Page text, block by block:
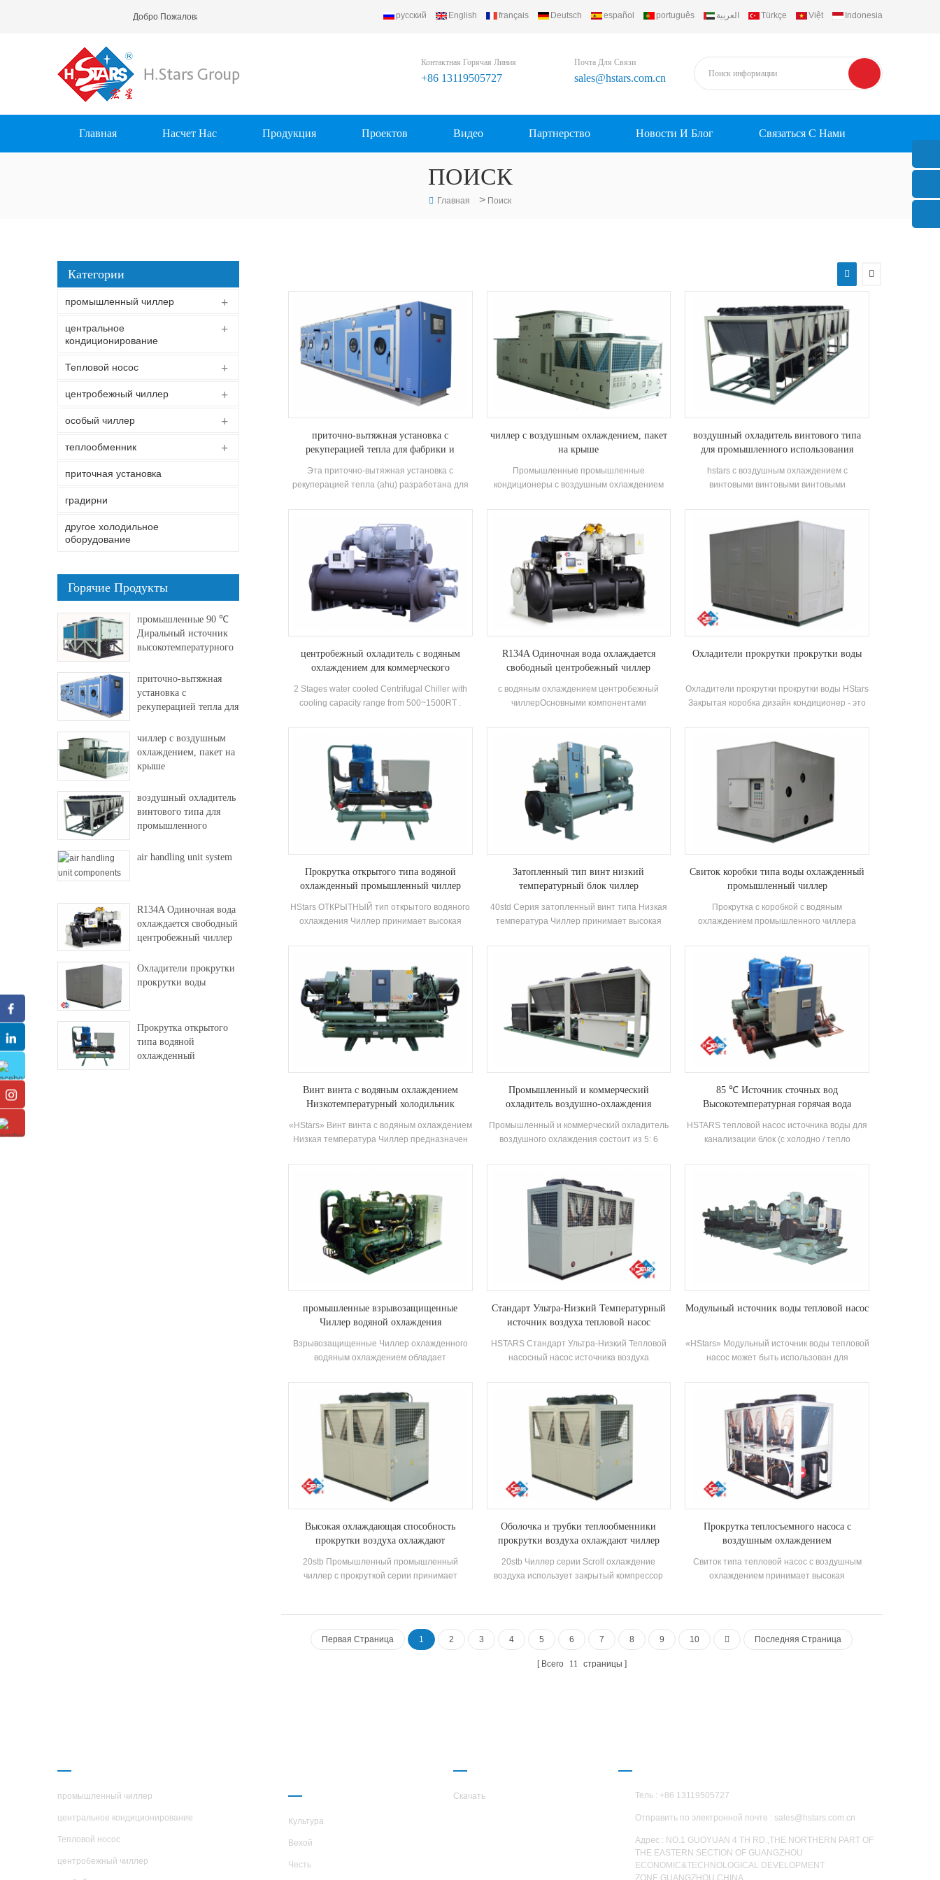
Добро Пожаловать В H.Stars (Guangzhou) Refrigerating Equipment Group Ltd..
русский English français Deutsch español português العربية Türkçe Việt Indonesia
Контактная Горячая Линия
+86 13119505727
Почта Для Связи
sales@hstars.com.cn
Главная Насчет Нас Продукция Проектов Видео Партнерство Новости И Блог Связаться С Нами
ПОИСК
Главная > Поиск
приточно-вытяжная установка с
рекуперацией тепла для фабрики и
Эта приточно-вытяжная установка с
рекуперацией тепла (ahu) разработана для
функций охлаждения, нагрева, увлажнения,
осушения и очистки воздуха.
чиллер с воздушным охлаждением, пакет
на крыше
Промышленные промышленные
кондиционеры с воздушным охлаждением
предприятий / текстильных
предприятийh.stars предлагает решения для
фармацевтической, электронной,
автомобильной, полиграфической и пищевой
промышленности, коммерческого
строительства, обработки голоса и защиты
окружающей среды, качества воздуха в
помещениях, вентиляции судов.
воздушный охладитель винтового типа
для промышленного использования
hstars с воздушным охлаждением с
винтовыми винтовыми винтовыми
компрессоры и рекуперация тепла,
опционально для клиентов для
использования в промышленности. высокое
центробежный охладитель с водяным
охлаждением для коммерческого
2 Stages water cooled Centrifugal Chiller with
cooling capacity range from 500~1500RT .
performing, so future-proof that once it’s
installed, you may never have to think about it
again. Low maintance cost.
R134A Одиночная вода охлаждается
свободный центробежный чиллер
с водяным охлаждением центробежный
чиллерОсновными компонентами
полукрытый Двухполюсный центробежные
компрессоры, тип спрей (падающая пленка)
Испарители, системы рециркуляции
жидкости хладагента, Flash-Type
ЭКОНОМИЗЕРС И ОРИФТИЧЕСКАЯ ПЛАТКА
Дроссеги Устройства. Приложения: в
основном используется в центральных
системах кондиционирования воздуха и
промышленным процессом охлаждения
Охладители прокрутки прокрутки воды
Охладители прокрутки прокрутки воды HStars
Закрытая коробка дизайн кондиционер - это
широко используется в домах и малых
офисах. Кабинетные кондиционеры имеют
преимущества высокой мощности и сильного
ветра Power. Устройство имеет 8
стандартных спецификаций и впускной воды
охлаждения Температура. Диапазон 21-35
°C. Бренд: HStars охлаждениеЕмкость
Диапазон: 25,7 кВт ~ 147,7 кВт Приложения:
Фабрика, ресторан, торговый центр, офис и
другие кондиционер системы.
Прокрутка открытого типа водяной
охлажденный промышленный чиллер
HStars ОТКРЫТНЫЙ тип открытого водяного
охлаждения Чиллер принимает высокая
электронные компоненты, оснащенные
отличным охлаждающим конденсатором и
испаритель
Затопленный тип винт низкий
температурный блок чиллер
40std Серия затопленный винт типа Низкая
температура Чиллер принимает высокая
саморазвивающийся иизготовлено высокая
испарителя, R22 и R134A хладагент.
Восстановление тепла можно настроить на
основе термических клиентов. Устройство
имеет 39 стандартных Технические
характеристики.
Свиток коробки типа воды охлажденный
промышленный чиллер
Прокрутка с коробкой с водяным
охлаждением промышленного чиллера
водяным насосом в соответствии с
охлаждающей способностью, с хорошо
известными компрессорами бренда и
электронным управлением компоненты. Он
оснащен высокая эффективность оболочка и
трубка конденсаторы и испарители.
Винт винта с водяным охлаждением
Низкотемпературный холодильник
«HStars» Винт винта с водяным охлаждением
Низкая температура Чиллер предназначен
промышленного охлаждение. Требуется
удовлетворения требований различных
охлаждающих способностей и температуры
требования. Бренд: HSTARS
Промышленный и коммерческий
охладитель воздушно-охлаждения
Промышленный и коммерческий охладитель
воздушного охлаждения состоит из 5: 6
Высокое качество Конденсатор и испаритель,
а также оборудован брендом Электрический
контроль Компоненты, которые можно
широко использовать в разных отраслях.
85 ℃ Источник сточных вод
Высокотемпературная горячая вода
HSTARS тепловой насос источника воды для
канализации блок (с холодно / тепло
горячей воды, разработанное и
весеннего бассейна, бассейна и других мест
для купания, извлечение тепла от
отечественных сточных вод, экономя энергии
и защита Environment.Energy.Сохранение -
это 30% ~ 50% по сравнению с обычным
методом отопления, который может
стоимость.
промышленные взрывозащищенные
Чиллер водяной охлаждения
Взрывозащищенные Чиллер охлажденного
водяным охлаждением обладает
повышенной безопасности, заполненной на
нефтью, беззажизненной, неисчисованной,
горшкой и герметичкой и т. Д., Что подходит
дляСамозалагаемая внутренняя космическая
среда с взрывоопасной газовой смесью в
Стандарт Ультра-Низкий Температурный
источник воздуха тепловой насос
HSTARS Стандарт Ультра-Низкий Тепловой
насосный насос источника воздуха
℃ ~ 43 ℃, используя воздух в качестве
источника тепла, загрязняющие вещества не
разряжены, а 55 ° C Горячая вода готова
удовлетворить спрос на горячей воде между
35-55 ° C. Функция отопления, подходит для
прямого подачи воздуха или излучения пола
Отопление.
Модульный источник воды тепловой насос
«HStars» Модульный источник воды тепловой
насос может быть использован для
на один машины. Система может заменить
оригинальный котел и кондиционер Система;
Охлаждающая способность достаточно,
эффективность высока, уборка и
обслуживание просты, а рейтинг
энергоэффективности является 5-1. уровень.
Высокая охлаждающая способность
прокрутки воздуха охлаждают
20stb Промышленный промышленный
чиллер с прокруткой серии принимает
Оболочка и теплообменник, используя R22,
R407C Хладагент, повышение
энергоэффективности до 2 уровней
Оболочка и трубки теплообменники
прокрутки воздуха охлаждают чиллер
20stb Чиллер серии Scroll охлаждение
воздуха использует закрытый компрессор
оболочка и трубка теплообменник и
теплообменник катушки, принимают R22 и
r407c хладагенты
Прокрутка теплосъемного насоса с
воздушным охлаждением
Свиток типа тепловой насос с воздушным
охлаждением принимает высокая
изготовлено высокая эффективность
оболочка и трубка Теплообменник и
теплообменник катушки, используя R22,
Первая Страница 1 2 3 4 5 6 7 8 9 10 Последняя Страница
Всего 11 страницы
Категории
промышленный чиллер
центральное
кондиционирование
Тепловой носос
центробежный чиллер
особый чиллер
теплообменник
приточная установка
градирни
другое холодильное
оборудование
Горячие Продукты
промышленные 90 ℃
Диральный источник
высокотемпературного
приточно-вытяжная
установка с
рекуперацией тепла для
чиллер с воздушным
охлаждением, пакет на
крыше
воздушный охладитель
винтового типа для
промышленного
air handling unit system
R134A Одиночная вода
охлаждается свободный
центробежный чиллер
Охладители прокрутки
прокрутки воды
Прокрутка открытого
типа водяной
охлажденный
промышленный чиллер
центральное кондиционирование
Тепловой носос
центробежный чиллер
Культура
Вехой
Честь
Скачать Тель : +86 13119505727
Отправить по электронной почте : sales@hstars.com.cn
Адрес : NO.1 GUOYUAN 4 TH RD.,THE NORTHERN PART OF
THE EASTERN SECTION OF GUANGZHOU
ECONOMIC&TECHNOLOGICAL DEVELOPMENT
ZONE,GUANGZHOU,CHINA